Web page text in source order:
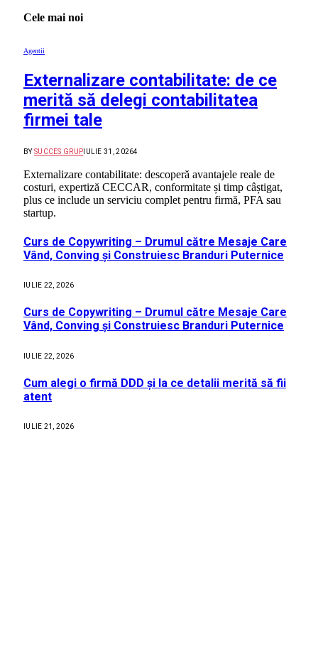
Cele mai noi
Agentii
Externalizare contabilitate: de ce
merită să delegi contabilitatea
firmei tale
BY SUCCES GRUP IULIE 31, 20264
Externalizare contabilitate: descoperă avantajele reale de
costuri, expertiză CECCAR, conformitate și timp câștigat,
plus ce include un serviciu complet pentru firmă, PFA sau
startup.
Curs de Copywriting – Drumul către Mesaje Care
Vând, Conving și Construiesc Branduri Puternice
IULIE 22, 2026
Curs de Copywriting – Drumul către Mesaje Care
Vând, Conving și Construiesc Branduri Puternice
IULIE 22, 2026
Cum alegi o firmă DDD și la ce detalii merită să fii
atent
IULIE 21, 2026